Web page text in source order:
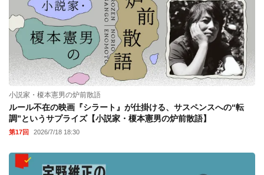
小説家・榎本憲男の炉前散語
ルール不在の映画『シラート』が仕掛ける、サスペンスへの“転
調”というサプライズ【小説家・榎本憲男の炉前散語】
第17回 2026/7/18 18:30